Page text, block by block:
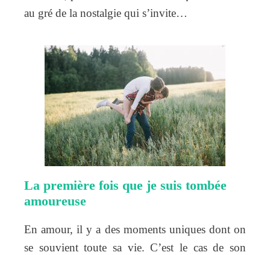
au gré de la nostalgie qui s’invite…
La première fois que je suis tombée
amoureuse
En amour, il y a des moments uniques dont on
se souvient toute sa vie. C’est le cas de son